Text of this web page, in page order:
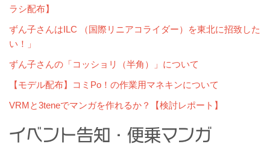
ラシ配布】
ずん子さんはILC （国際リニアコライダー）を東北に招致した
い！」
ずん子さんの「コッショリ（半角）」について
【モデル配布】コミPo！の作業用マネキンについて
VRMと3teneでマンガを作れるか？【検討レポート】
イベント告知・便乗マンガ